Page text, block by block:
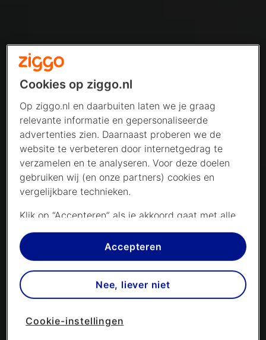
Cookies op ziggo.nl
Op ziggo.nl en daarbuiten laten we je graag
relevante informatie en gepersonaliseerde
advertenties zien. Daarnaast proberen we de
website te verbeteren door internetgedrag te
verzamelen en te analyseren. Voor deze doelen
gebruiken wij (en onze partners) cookies en
vergelijkbare technieken.
Klik op “Accepteren” als je akkoord gaat met alle
cookies. Kies je voor “Nee, liever niet”, dan
plaatsen we alleen strikt noodzakelijke cookies om
de website goed te laten werken. Dat betekent
dat we geen vormen van personalisatie
toepassen.
cookies worden geplaatst. Je kan je keuze altijd
Accepteren
Nee, liever niet
Cookie-instellingen